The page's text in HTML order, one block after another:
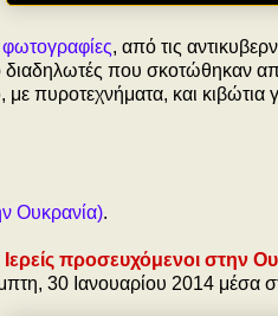
, από τις
διαδηλωτές που σκοτώθηκαν
, με πυροτεχνήματα, και κιβώτια
Ουκρανία).
Ιερείς προσευχόμενοι στην
30 Ιανουαρίου 2014 μέσα